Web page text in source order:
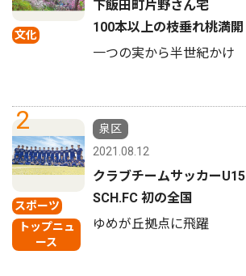
文化
下飯田町片野さん宅
100本以上の枝垂れ桃満開
一つの実から半世紀かけ
2
スポーツ
トップニュ
ース
泉区
2021.08.12
クラブチームサッカーU15
SCH.FC 初の全国
ゆめが丘拠点に飛躍